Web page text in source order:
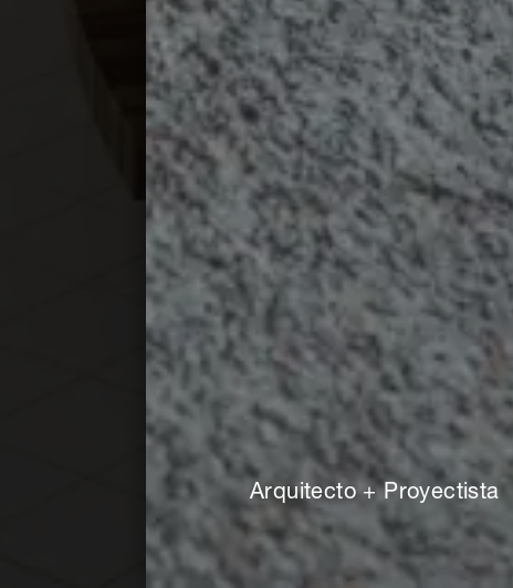
Arquitecto + Proyectista